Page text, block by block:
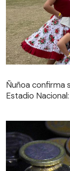
Ñuñoa confirma
Estadio